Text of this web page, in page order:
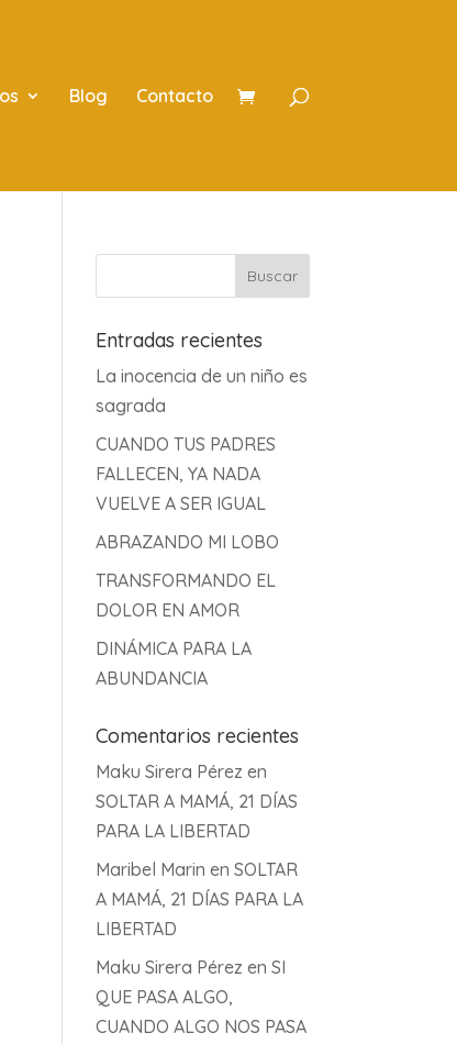
Blog Contacto
Entradas recientes
La inocencia de un niño es
sagrada
CUANDO TUS PADRES
FALLECEN, YA NADA
VUELVE A SER IGUAL
ABRAZANDO MI LOBO
TRANSFORMANDO EL
DOLOR EN AMOR
DINÁMICA PARA LA
ABUNDANCIA
Comentarios recientes
Maku Sirera Pérez en
SOLTAR A MAMÁ, 21 DÍAS
PARA LA LIBERTAD
Maribel Marin enSOLTAR
A MAMÁ, 21 DÍAS PARA LA
LIBERTAD
Maku Sirera Pérez enSI
QUE PASA ALGO,
CUANDO ALGO NOS PASA